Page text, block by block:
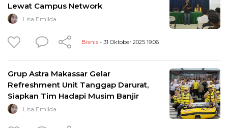
Lewat Campus Network
Lisa Emilda
Bisnis - 31 Oktober 2025 19:06
Grup Astra Makassar Gelar
Refreshment Unit Tanggap Darurat,
Siapkan Tim Hadapi Musim Banjir
Lisa Emilda